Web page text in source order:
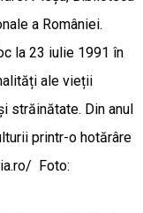
a României.
la 23 iulie 1991 în
ale vieții
străinătate. Din anul
printr-o hotărâre
Foto: